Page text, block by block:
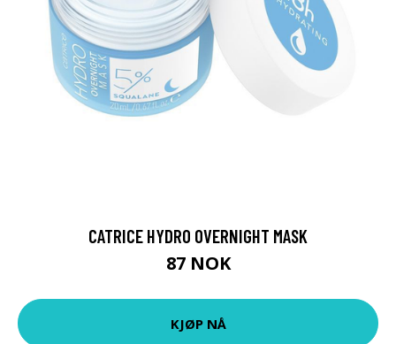
CATRICE HYDRO OVERNIGHT MASK
87 NOK
KJØP NÅ